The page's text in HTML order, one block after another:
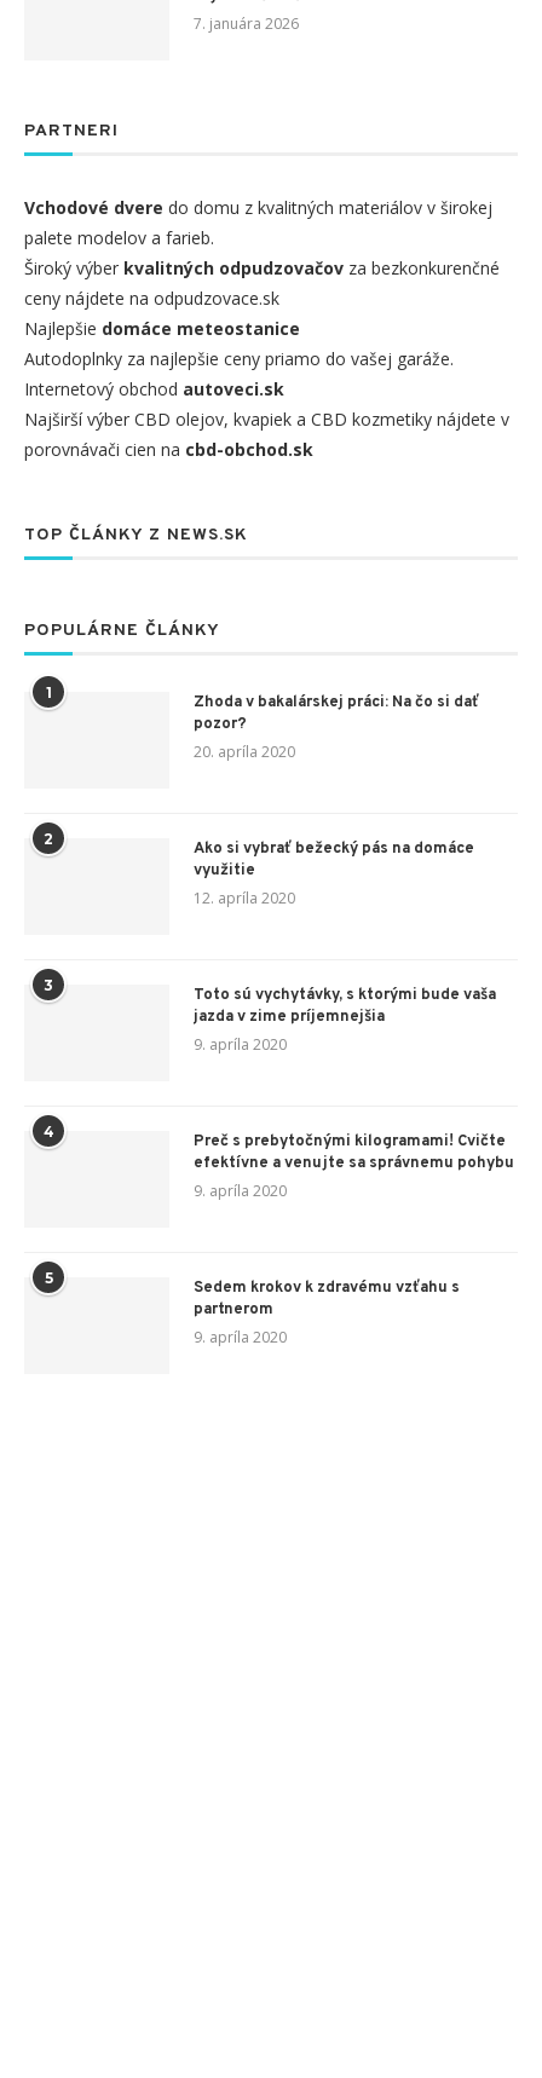
7. januára 2026
PARTNERI
Vchodové dvere do domu z kvalitných materiálov v širokej
palete modelov a farieb.
Široký výber kvalitných odpudzovačov za bezkonkurenčné
ceny nájdete na odpudzovace.sk
Najlepšie domáce meteostanice
Autodoplnky za najlepšie ceny priamo do vašej garáže.
Internetový obchod autoveci.sk
Najširší výber CBD olejov, kvapiek a CBD kozmetiky nájdete v
porovnávači cien na cbd-obchod.sk
TOP ČLÁNKY Z NEWS.SK
POPULÁRNE ČLÁNKY
1
Zhoda v bakalárskej práci: Na čo si dať
pozor?
20. apríla 2020
2
Ako si vybrať bežecký pás na domáce
využitie
12. apríla 2020
3
Toto sú vychytávky, s ktorými bude vaša
jazda v zime príjemnejšia
9. apríla 2020
4
Preč s prebytočnými kilogramami! Cvičte
efektívne a venujte sa správnemu pohybu
9. apríla 2020
5
Sedem krokov k zdravému vzťahu s
partnerom
9. apríla 2020